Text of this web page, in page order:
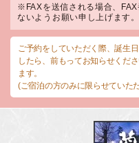
※FAXを送信される場合、
ないようお願い申し上げます。
ご予約をしていただく際、誕生
したら、前もってお知らせくだ
ます。
(ご宿泊の方のみに限らせていた